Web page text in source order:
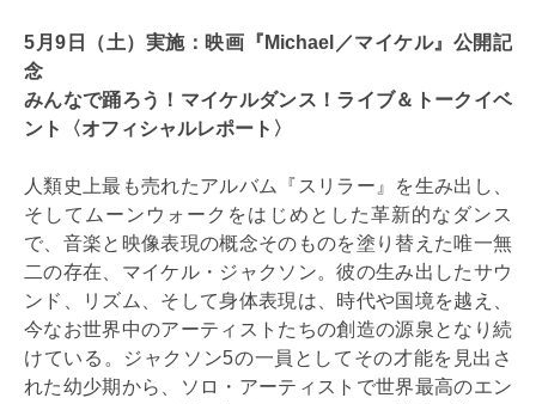
5月9日（土）実施：映画『Michael／マイケル』公開記
念
みんなで踊ろう！マイケルダンス！ライブ＆トークイベ
ント〈オフィシャルレポート〉
人類史上最も売れたアルバム『スリラー』を生み出し、
そしてムーンウォークをはじめとした革新的なダンス
で、音楽と映像表現の概念そのものを塗り替えた唯一無
二の存在、マイケル・ジャクソン。彼の生み出したサウ
ンド、リズム、そして身体表現は、時代や国境を越え、
今なお世界中のアーティストたちの創造の源泉となり続
けている。ジャクソン5の一員としてその才能を見出さ
れた幼少期から、ソロ・アーティストで世界最高のエン